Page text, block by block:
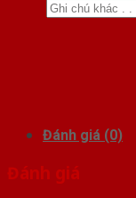
Đánh giá (0)
Đánh giá